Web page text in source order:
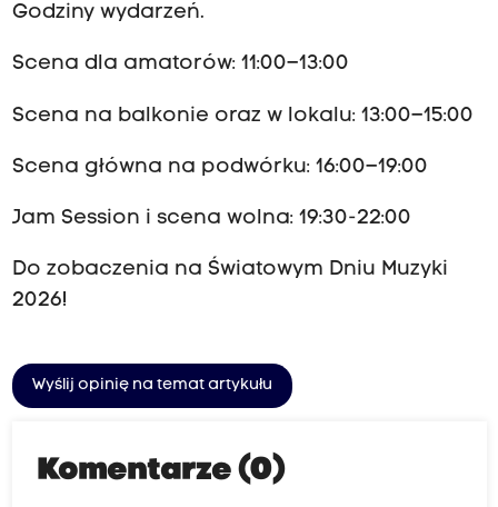
Godziny wydarzeń.
Scena dla amatorów: 11:00–13:00
Scena na balkonie oraz w lokalu: 13:00–15:00
Scena główna na podwórku: 16:00–19:00
Jam Session i scena wolna: 19:30-22:00
Do zobaczenia na Światowym Dniu Muzyki
2026!
Wyślij opinię na temat artykułu
Komentarze (0)